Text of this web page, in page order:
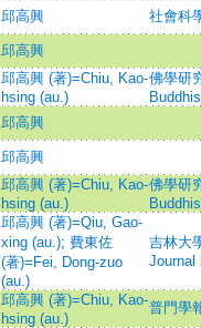
邱高興 社會科
邱高興
邱高興 (著)=Chiu, Kao-
hsing (au.)
佛學研
邱高興
邱高興
邱高興 (著)=Chiu, Kao-
hsing (au.)
佛學研
邱高興 (著)=Qiu, Gao-
xing (au.); 費東佐
(著)=Fei, Dong-zuo
(au.)
吉林大
Journal
邱高興 (著)=Chiu, Kao-
hsing (au.)
普門學